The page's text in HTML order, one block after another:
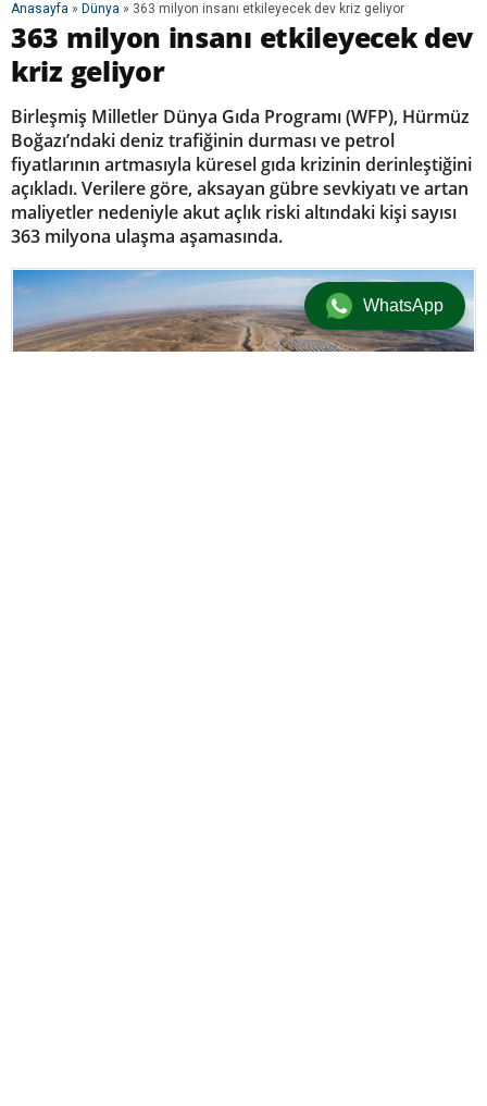
Anasayfa » Dünya » 363 milyon insanı etkileyecek dev kriz geliyor
363 milyon insanı etkileyecek dev
kriz geliyor
Birleşmiş Milletler Dünya Gıda Programı (WFP), Hürmüz
Boğazı’ndaki deniz trafiğinin durması ve petrol
fiyatlarının artmasıyla küresel gıda krizinin derinleştiğini
açıkladı. Verilere göre, aksayan gübre sevkiyatı ve artan
maliyetler nedeniyle akut açlık riski altındaki kişi sayısı
363 milyona ulaşma aşamasında.
WhatsApp